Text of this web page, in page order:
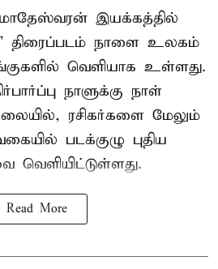
இயக்கத்தில்
திரைப்படம் நாளை உலகம்
வெளியாக உள்ளது.
நாளுக்கு நாள்
ரசிகர்களை மேலும்
படக்குழு புதிய
Read More